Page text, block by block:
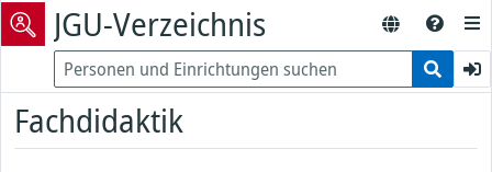
JGU-Verzeichnis
Fachdidaktik